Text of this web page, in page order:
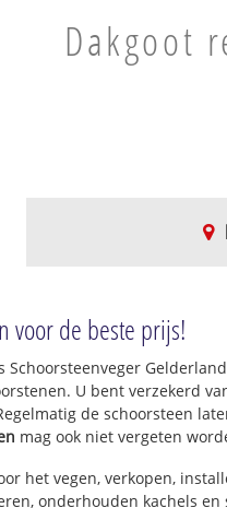
Dakgoot
t Harde-West
t Harde-Oost
voor de beste prijs!
Schoorsteenveger
U bent verzekerd
de schoorsteen
mag ook niet vergeten
het vegen, verkopen,
onderhouden kachels en